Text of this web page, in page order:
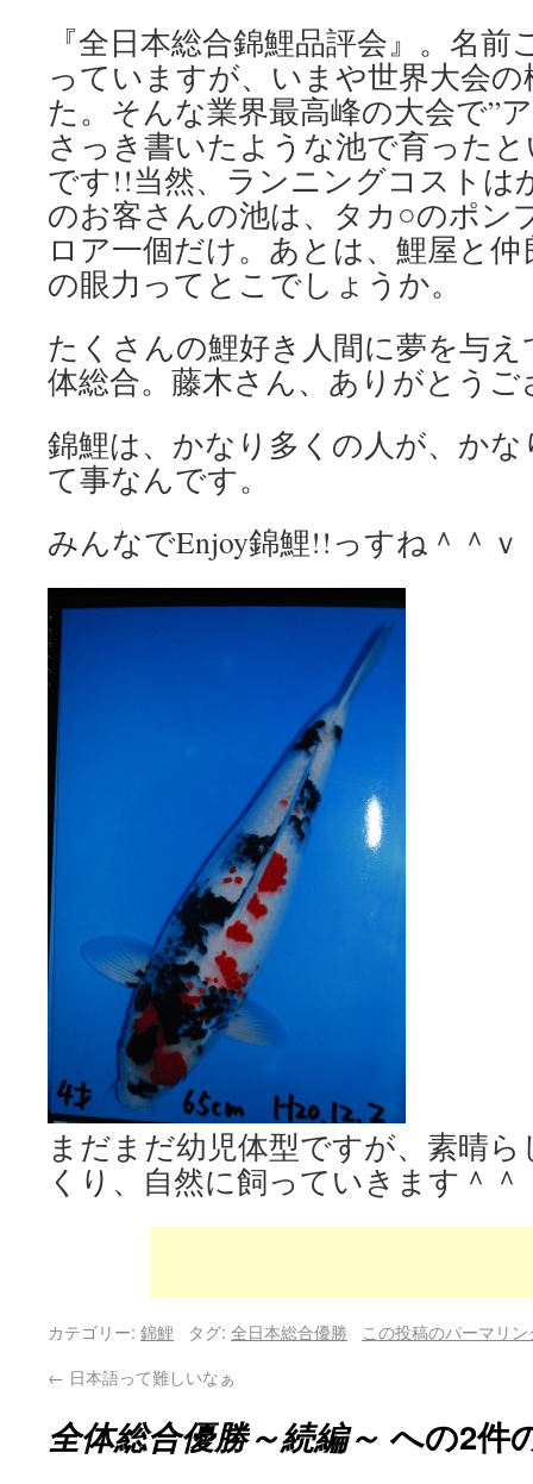
『全日本総合錦鯉品評会』。名
っていますが、いまや世界大会
た。そんな業界最高峰の大会で”
さっき書いたような池で育った
です!!当然、ランニングコストは
のお客さんの池は、タカ○のポン
ロア一個だけ。あとは、鯉屋と
の眼力ってとこでしょうか。
たくさんの鯉好き人間に夢を与
体総合。藤木さん、ありがとう
錦鯉は、かなり多くの人が、か
て事なんです。
みんなでEnjoy錦鯉!!っすね＾＾ｖ
まだまだ幼児体型ですが、素晴
くり、自然に飼っていきます＾＾
カテゴリー: 錦鯉 タグ: 全日本総合優勝
この投稿のパーマリン
← 日本語って難しいなぁ
全体総合優勝～続編～ への2件